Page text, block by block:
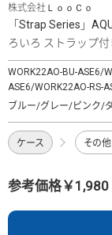
株式会社ＬｏｏＣｏ
「Strap Series」
ろいろ ストラップ
WORK22AO-BU-ASE6/
ASE6/WORK22AO-RS-
ブルー/グレー/ピンク/
ケース その他
参考価格￥1,980